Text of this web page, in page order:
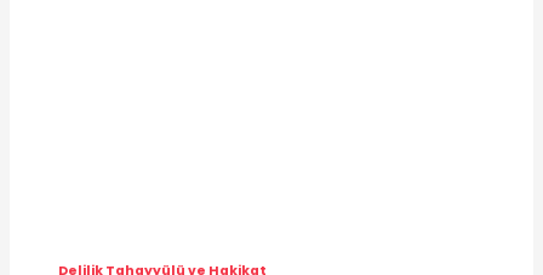
Delilik Tahayyülü ve Hakikat